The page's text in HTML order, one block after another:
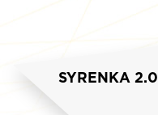
SYRENKA 2.0